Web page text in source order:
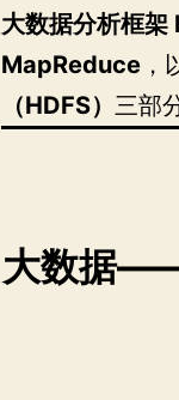
大数据分析框
MapReduce
（HDFS） 三部
大数据